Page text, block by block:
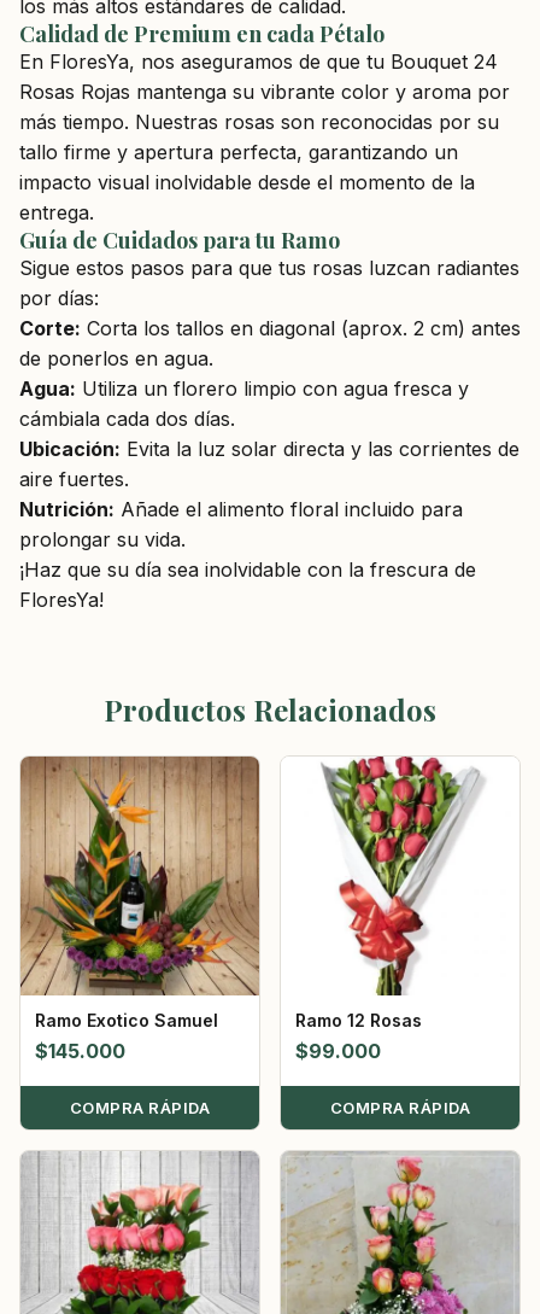
los más altos estándares de calidad.
Calidad de Premium en cada Pétalo
En FloresYa, nos aseguramos de que tu Bouquet 24
Rosas Rojas mantenga su vibrante color y aroma por
más tiempo. Nuestras rosas son reconocidas por su
tallo firme y apertura perfecta, garantizando un
impacto visual inolvidable desde el momento de la
entrega.
Guía de Cuidados para tu Ramo
Sigue estos pasos para que tus rosas luzcan radiantes
por días:
Corte: Corta los tallos en diagonal (aprox. 2 cm) antes
de ponerlos en agua.
Agua: Utiliza un florero limpio con agua fresca y
cámbiala cada dos días.
Ubicación: Evita la luz solar directa y las corrientes de
aire fuertes.
Nutrición: Añade el alimento floral incluido para
prolongar su vida.
¡Haz que su día sea inolvidable con la frescura de
FloresYa!
Productos Relacionados
Ramo Exotico Samuel
$145.000
COMPRA RÁPIDA
Ramo 12 Rosas
$99.000
COMPRA RÁPIDA